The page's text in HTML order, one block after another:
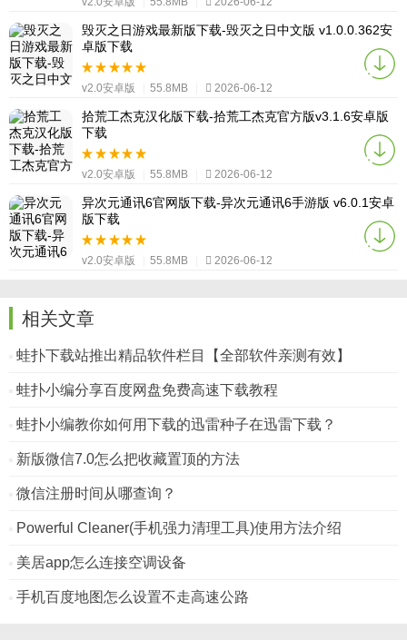
毁灭之日游戏最新版下载-毁灭之日中文版 v1.0.0.362安
卓版下载
v2.0安卓版 55.8MB 2026-06-12
拾荒工杰克汉化版下载-拾荒工杰克官方版v3.1.6安卓版
下载
v2.0安卓版 55.8MB 2026-06-12
异次元通讯6官网版下载-异次元通讯6手游版 v6.0.1安卓
版下载
v2.0安卓版 55.8MB 2026-06-12
相关文章
蛙扑下载站推出精品软件栏目【全部软件亲测有效】
蛙扑小编分享百度网盘免费高速下载教程
蛙扑小编教你如何用下载的迅雷种子在迅雷下载？
新版微信7.0怎么把收藏置顶的方法
微信注册时间从哪查询？
Powerful Cleaner(手机强力清理工具)使用方法介绍
美居app怎么连接空调设备
手机百度地图怎么设置不走高速公路